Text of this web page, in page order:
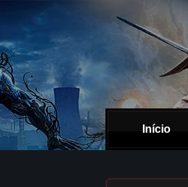
Início